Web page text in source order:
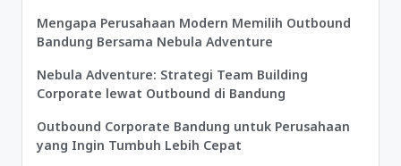
Mengapa Perusahaan Modern Memilih Outbound
Bandung Bersama Nebula Adventure
Nebula Adventure: Strategi Team Building
Corporate lewat Outbound di Bandung
Outbound Corporate Bandung untuk Perusahaan
yang Ingin Tumbuh Lebih Cepat